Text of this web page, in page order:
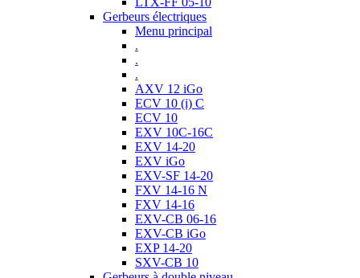
Gerbeurs électriques
Menu principal
.
.
.
AXV 12 iGo
ECV 10 (i) C
ECV 10
EXV 10C-16C
EXV 14-20
EXV iGo
EXV-SF 14-20
FXV 14-16 N
FXV 14-16
EXV-CB 06-16
EXV-CB iGo
EXP 14-20
SXV-CB 10